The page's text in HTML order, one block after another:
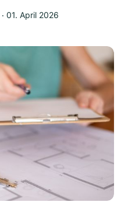
‧ 01. April 2026